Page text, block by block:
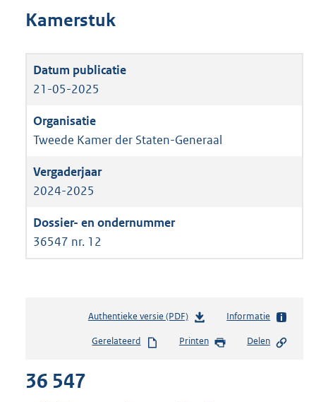
Kamerstuk
21-05-2025
Tweede Kamer der Staten-Generaal
2024-2025
36547 nr. 12
Authentieke versie (PDF)b
s
Informatie
Gerelateerd Printen Delen
36 547